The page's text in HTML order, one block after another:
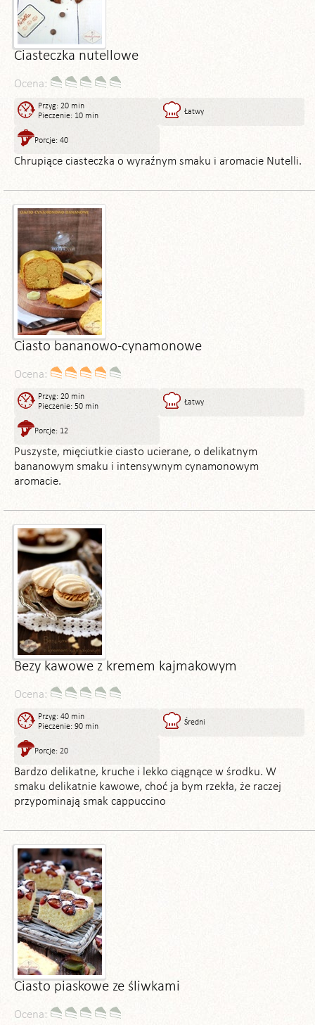
Ciasteczka nutellowe
Ocena:
Przyg: 20 min
Pieczenie: 10 min
Łatwy
Porcje: 40
Chrupiące ciasteczka o wyraźnym smaku i aromacie Nutelli.
Ciasto bananowo-cynamonowe
Ocena:
Przyg: 20 min
Pieczenie: 50 min
Łatwy
Porcje: 12
Puszyste, mięciutkie ciasto ucierane, o delikatnym
bananowym smaku i intensywnym cynamonowym
aromacie.
Bezy kawowe z kremem kajmakowym
Ocena:
Przyg: 40 min
Pieczenie: 90 min
Średni
Porcje: 20
Bardzo delikatne, kruche i lekko ciągnące w środku. W
smaku delikatnie kawowe, choć ja bym rzekła, że raczej
przypominają smak cappuccino
Ciasto piaskowe ze śliwkami
Ocena: